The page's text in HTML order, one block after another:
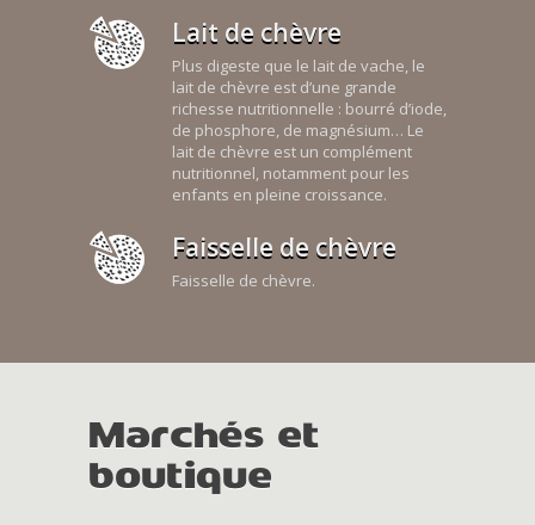
Lait de chèvre
Plus digeste que le lait de vache, le
lait de chèvre est d’une grande
richesse nutritionnelle : bourré d’iode,
de phosphore, de magnésium… Le
lait de chèvre est un complément
nutritionnel, notamment pour les
enfants en pleine croissance.
Faisselle de chèvre
Faisselle de chèvre.
Marchés et
boutique